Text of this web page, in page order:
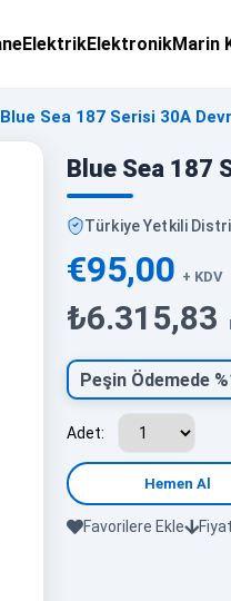
ElektrikElektronikMarin
Blue Sea 187 Serisi 30A
Blue Sea 187
Türkiye Yetkili
€95,00 + KDV
₺6.315,83
Peşin Ödemede
Adet:
Favorilere Ekle